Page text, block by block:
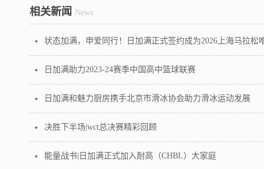
相关新闻 News
日加满助力2023-24赛季中国高中篮球联赛
日加满和魅力厨房携手北京市滑冰协会助力滑冰运动发展
决胜下半场|wct总决赛精彩回顾
能量战书|日加满正式加入耐高（CHBL）大家庭